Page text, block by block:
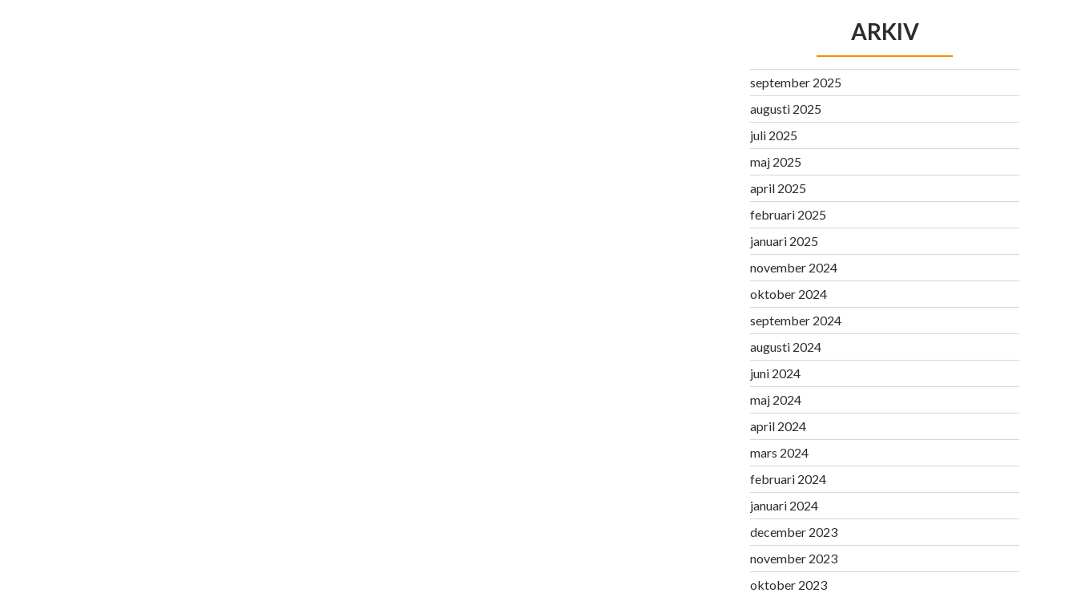
ARKIV
september 2025
augusti 2025
juli 2025
maj 2025
april 2025
februari 2025
januari 2025
november 2024
oktober 2024
september 2024
augusti 2024
juni 2024
maj 2024
april 2024
mars 2024
februari 2024
januari 2024
december 2023
november 2023
oktober 2023